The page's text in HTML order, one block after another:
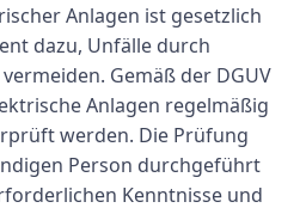
Anlagen ist gesetzlich
dazu, Unfälle durch
Gemäß der DGUV
Anlagen regelmäßig
werden. Die Prüfung
Person durchgeführt
Kenntnisse und